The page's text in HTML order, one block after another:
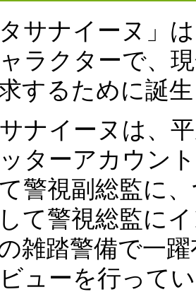
タサナイーヌ」
ラクターで、
するために誕
ナイーヌは、
ターアカウン
警視副総監に
て警視総監に
雑踏警備で一
ューを行って